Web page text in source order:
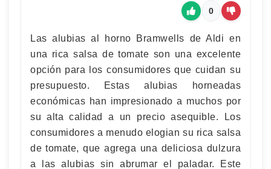
0
Las alubias al horno Bramwells de Aldi en
una rica salsa de tomate son una excelente
opción para los consumidores que cuidan su
presupuesto. Estas alubias horneadas
económicas han impresionado a muchos por
su alta calidad a un precio asequible. Los
consumidores a menudo elogian su rica salsa
de tomate, que agrega una deliciosa dulzura
a las alubias sin abrumar el paladar. Este